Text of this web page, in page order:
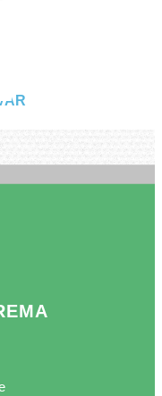
Page (opens in a new tab)